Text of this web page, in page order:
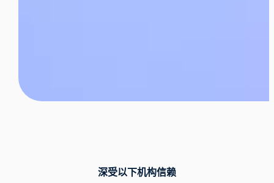
深受以下机构信赖